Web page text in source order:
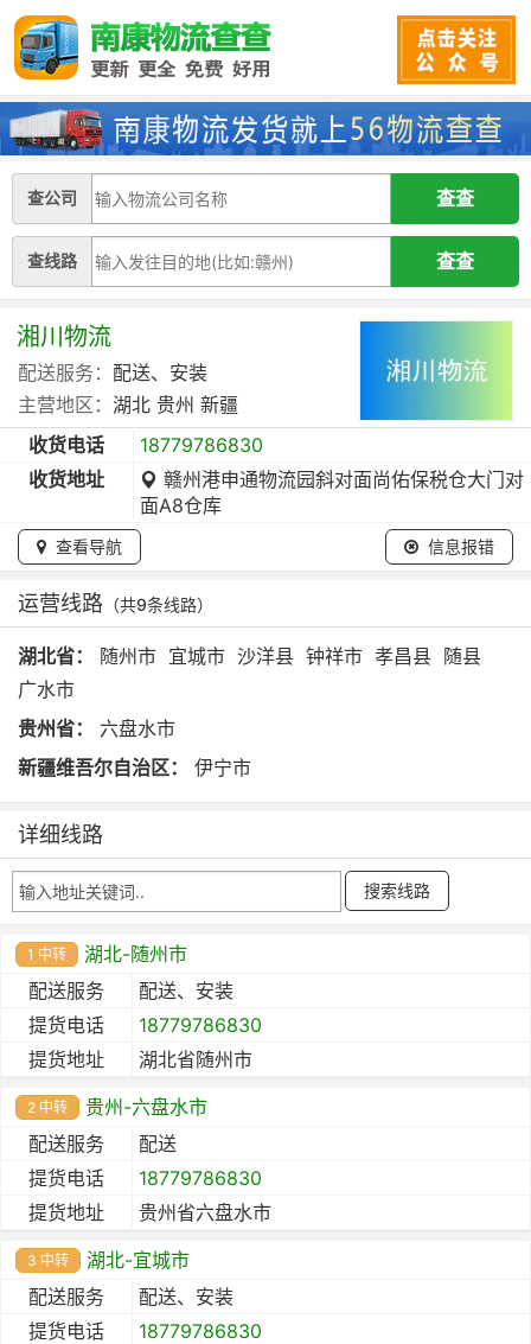
查公司
查线路
湘川物流
配送服务： 配送、安装
主营地区： 湖北 贵州 新疆
收货电话
18779786830
收货地址
赣州港申通物流园斜对面尚佑保税仓大门对
面A8仓库
查看导航 信息报错
运营线路 （共9条线路）
湖北省： 随州市 宜城市 沙洋县 钟祥市 孝昌县 随县
广水市
贵州省：
六盘水市
新疆维吾尔自治区：
伊宁市
详细线路
1 中转
湖北-随州市
配送服务
配送、安装
提货电话
18779786830
提货地址
湖北省随州市
2 中转
贵州-六盘水市
配送服务
配送
提货电话
18779786830
提货地址
贵州省六盘水市
3 中转
湖北-宜城市
配送服务
配送、安装
提货电话
18779786830